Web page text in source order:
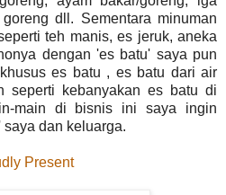
dll. Sementara minuman
teh manis, es jeruk, aneka
dengan 'es batu' saya pun
es batu , es batu dari air
seperti kebanyakan es batu di
main di bisnis ini saya ingin
dan keluarga.
Present